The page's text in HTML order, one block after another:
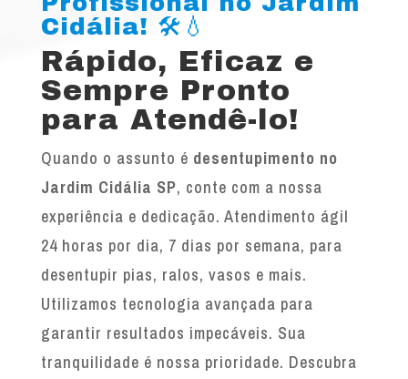
Cidália! 🛠️💧
Rápido, Eficaz e
Sempre Pronto
para Atendê-lo!
Quando o assunto é desentupimento no
Jardim Cidália SP, conte com a nossa
experiência e dedicação. Atendimento ágil
24 horas por dia, 7 dias por semana, para
desentupir pias, ralos, vasos e mais.
Utilizamos tecnologia avançada para
garantir resultados impecáveis. Sua
tranquilidade é nossa prioridade. Descubra